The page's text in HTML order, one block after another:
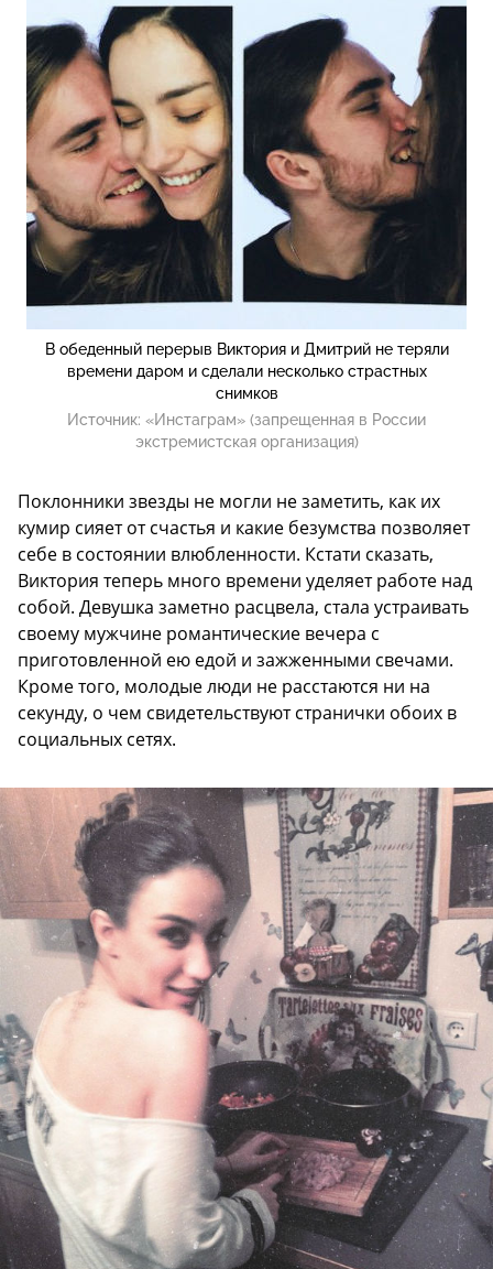
В обеденный перерыв Виктория и Дмитрий не теряли
времени даром и сделали несколько страстных
снимков
Источник: «Инстаграм» (запрещенная в России
экстремистская организация)
Поклонники звезды не могли не заметить, как их
кумир сияет от счастья и какие безумства позволяет
себе в состоянии влюбленности. Кстати сказать,
Виктория теперь много времени уделяет работе над
собой. Девушка заметно расцвела, стала устраивать
своему мужчине романтические вечера с
приготовленной ею едой и зажженными свечами.
Кроме того, молодые люди не расстаются ни на
секунду, о чем свидетельствуют странички обоих в
социальных сетях.